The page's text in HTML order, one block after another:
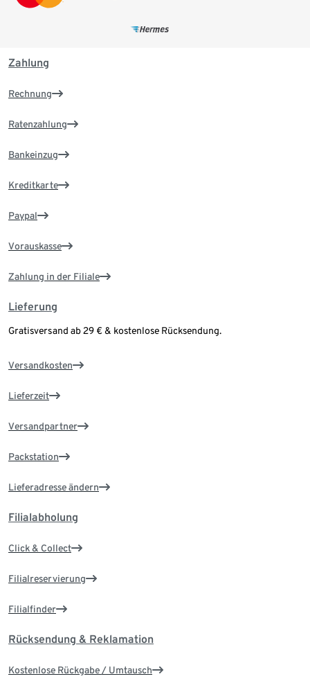
Zahlung
Rechnung
Ratenzahlung
Bankeinzug
Kreditkarte
Paypal
Vorauskasse
Zahlung in der Filiale
Lieferung
Gratisversand ab 29 € & kostenlose Rücksendung.
Versandkosten
Lieferzeit
Versandpartner
Packstation
Lieferadresse ändern
Filialabholung
Click & Collect
Filialreservierung
Filialfinder
Rücksendung & Reklamation
Kostenlose Rückgabe / Umtausch